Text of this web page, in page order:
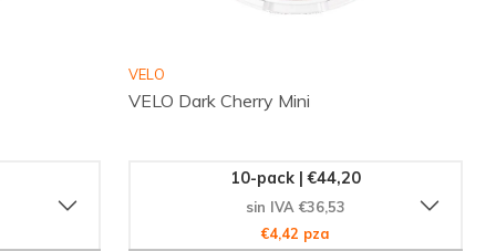
VELO
VELO Dark Cherry Mini
10-pack | €44,20
sin IVA €36,53
€4,42 pza